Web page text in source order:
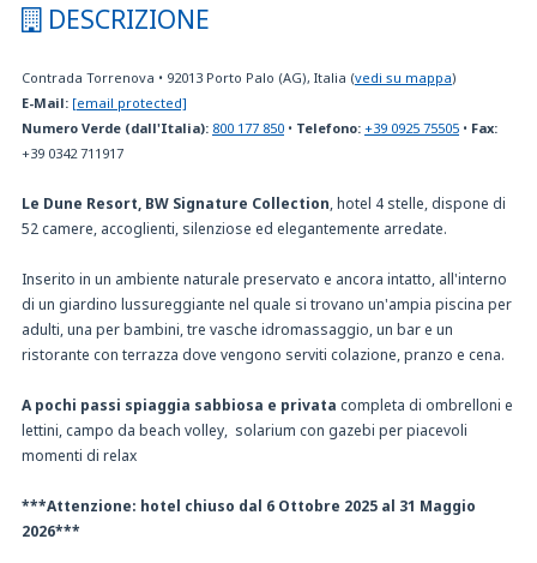
DESCRIZIONE
Contrada Torrenova • 92013 Porto Palo (AG), Italia (vedi su mappa)
E-Mail: [email protected]
Numero Verde (dall'Italia): 800 177 850 • Telefono: +39 0925 75505 • Fax:
+39 0342 711917
Le Dune Resort, BW Signature Collection, hotel 4 stelle, dispone di
52 camere, accoglienti, silenziose ed elegantemente arredate.
Inserito in un ambiente naturale preservato e ancora intatto, all'interno
di un giardino lussureggiante nel quale si trovano un'ampia piscina per
adulti, una per bambini, tre vasche idromassaggio, un bar e un
ristorante con terrazza dove vengono serviti colazione, pranzo e cena.
A pochi passi spiaggia sabbiosa e privata completa di ombrelloni e
lettini, campo da beach volley, solarium con gazebi per piacevoli
momenti di relax
***Attenzione: hotel chiuso dal 6 Ottobre 2025 al 31 Maggio
2026***